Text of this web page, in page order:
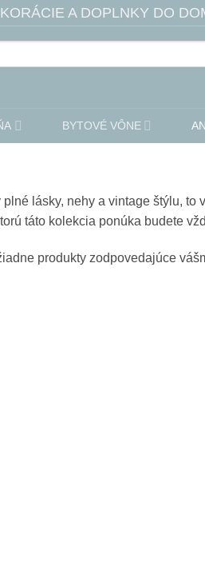
A DOPLNKY DO
BYTOVÉ VÔNE
lásky, nehy a vintage štýlu,
táto kolekcia ponúka budete
produkty zodpovedajúce